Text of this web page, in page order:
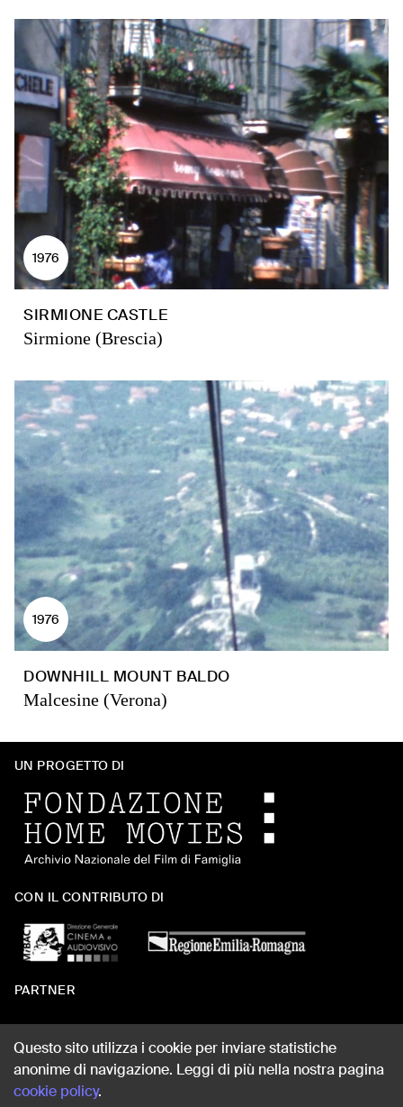
1976
SIRMIONE CASTLE
Sirmione (Brescia)
1976
DOWNHILL MOUNT BALDO
Malcesine (Verona)
UN PROGETTO DI
CON IL CONTRIBUTO DI
PARTNER
WEB DESIGN
Questo sito utilizza i cookie per inviare statistiche
anonime di navigazione. Leggi di più nella nostra pagina
cookie policy.